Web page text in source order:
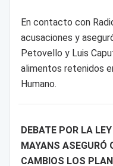
En contacto con
acusaciones y
Petovello y Luis
alimentos retenidos
Humano.
DEBATE POR LA
MAYANS ASEGURÓ
CAMBIOS LOS